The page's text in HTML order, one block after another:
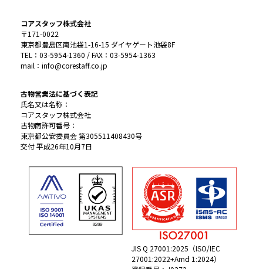
コアスタッフ株式会社
〒171-0022
東京都豊島区南池袋1-16-15 ダイヤゲート池袋8F
TEL：03-5954-1360 / FAX：03-5954-1363
mail：info@corestaff.co.jp
古物営業法に基づく表記
氏名又は名称：
コアスタッフ株式会社
古物商許可番号：
東京都公安委員会 第305511408430号
交付 平成26年10月7日
JIS Q 27001:2025（ISO/IEC
27001:2022+Amd 1:2024）